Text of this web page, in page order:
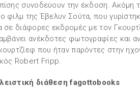
συνοδεύουν την έκδοση. Ακόμη
φιλμ της Έβελυν Σούτα, που
σε διάφορες εκδρομές με τον
ανέκδοτες φωτογραφίες και
που ήταν παρόντες στην
Robert Fripp.
διάθεση fagottobooks